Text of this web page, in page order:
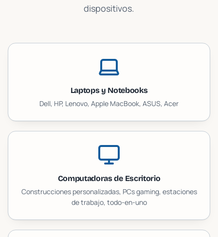
dispositivos.
Laptops y Notebooks
Dell, HP, Lenovo, Apple MacBook, ASUS, Acer
Computadoras de Escritorio
Construcciones personalizadas, PCs gaming, estaciones
de trabajo, todo-en-uno